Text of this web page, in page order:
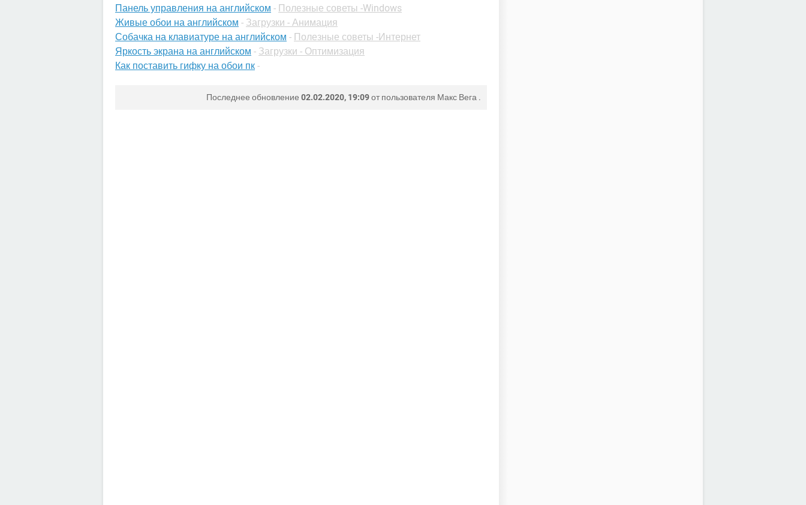
Панель управления на английском - Полезные советы -Windows
Живые обои на английском - Загрузки - Анимация
Собачка на клавиатуре на английском - Полезные советы -Интернет
Яркость экрана на английском - Загрузки - Оптимизация
Как поставить гифку на обои пк -
Последнее обновление 02.02.2020, 19:09от пользователя Макс Вега .